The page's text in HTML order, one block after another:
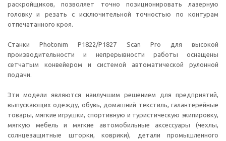
раскройщиков, позволяет точно позиционировать лазерную
головку и резать с исключительной точностью по контурам
отпечатанного кроя.
Станки Photonim P1822/Р1827 Scan Pro для высокой
производительности и непрерывности работы оснащены
сетчатым конвейером и системой автоматической рулонной
подачи.
Эти модели являются наилучшим решением для предприятий,
выпускающих одежду, обувь, домашний текстиль, галантерейные
товары, мягкие игрушки, спортивную и туристическую экипировку,
мягкую мебель и мягкие автомобильные аксессуары (чехлы,
солнцезащитные шторки, коврики), детали промышленного